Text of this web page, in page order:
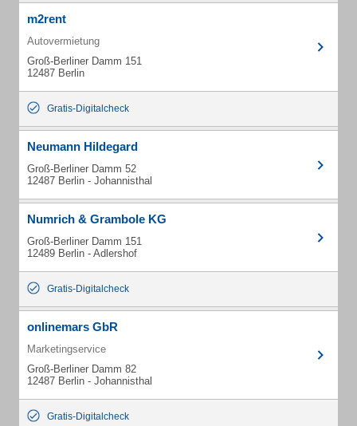
m2rent
Autovermietung
Groß-Berliner Damm 151
12487 Berlin
Gratis-Digitalcheck
Neumann Hildegard
Groß-Berliner Damm 52
12487 Berlin - Johannisthal
Numrich & Grambole KG
Groß-Berliner Damm 151
12489 Berlin - Adlershof
Gratis-Digitalcheck
onlinemars GbR
Marketingservice
Groß-Berliner Damm 82
12487 Berlin - Johannisthal
Gratis-Digitalcheck